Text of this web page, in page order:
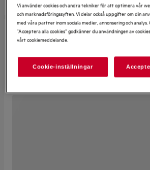
Vi använder cookies och andra tekniker för att optimera vår
och marknadsföringssyften. Vi delar också uppgifter om din
med våra partner inom sociala medier, annonsering och
”Acceptera alla cookies” godkänner du användningen av
vårt cookiemeddelande.
Cookie-inställningar